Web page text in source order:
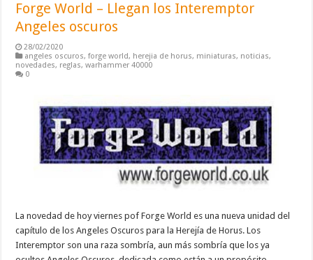
Forge World – Llegan los Interemptor
Angeles oscuros
28/02/2020
angeles oscuros,forge world, herejia de horus, miniaturas, noticias,
novedades, reglas,warhammer 40000
0
La novedad de hoy viernes pof Forge World es una nueva unidad del
capítulo de los Angeles Oscuros para la Herejía de Horus. Los
Interemptor son una raza sombría, aun más sombría que los ya